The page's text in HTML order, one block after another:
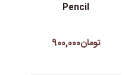
Pencil
تومان900,000